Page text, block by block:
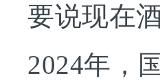
要说现在
2024年，